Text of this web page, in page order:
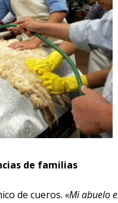
de familias
de cueros. «Mi abuelo